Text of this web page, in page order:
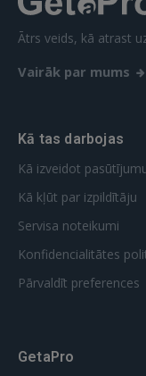
Ātrs veids, kā atrast
Vairāk par mums
Kā tas darbojas
Kā izveidot
Kā kļūt par izpildītāju
Servisa noteikumi
Konfidencialitātes
Pārvaldīt preferences
GetaPro